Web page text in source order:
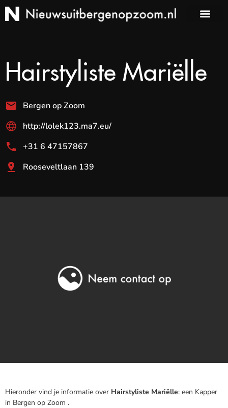
Hairstyliste Mariëlle
Bergen op Zoom
http://lolek123.ma7.eu/
+31 6 47157867
Rooseveltlaan 139
Hieronder vind je informatie over Hairstyliste Mariëlle: een Kapper
in Bergen op Zoom .